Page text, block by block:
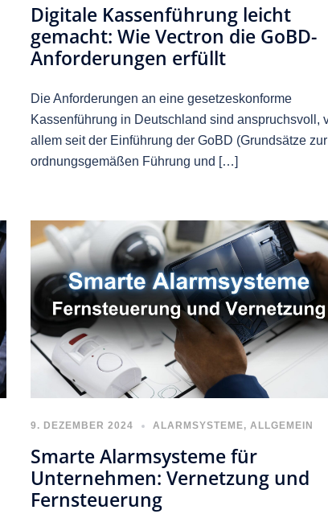
Digitale Kassenführung leicht
gemacht: Wie Vectron die GoBD-
Anforderungen erfüllt
Die Anforderungen an eine gesetzeskonforme
Kassenführung in Deutschland sind anspruchsvoll,
allem seit der Einführung der GoBD (Grundsätze zur
ordnungsgemäßen Führung und […]
9. DEZEMBER 2024 ALARMSYSTEME, ALLGEMEIN
Smarte Alarmsysteme für
Unternehmen: Vernetzung und
Fernsteuerung